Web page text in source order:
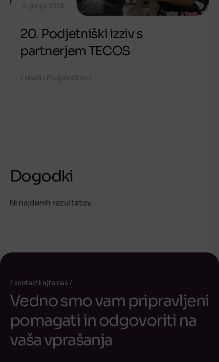
4. junija 2026
20. Podjetniški izziv s
partnerjem TECOS
/ Mladi / Podjetništvo /
Dogodki
Ni najdenih rezultatov.
kontaktirajte nas
Vedno smo vam pripravljeni
pomagati in odgovoriti na
vaša vprašanja